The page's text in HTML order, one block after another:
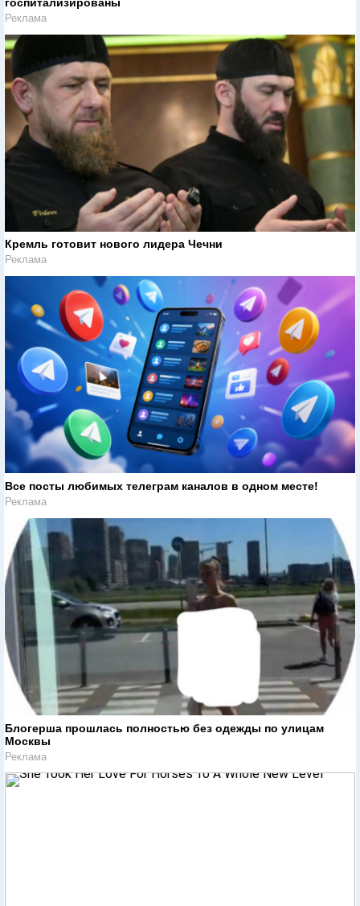
Реклама
Кремль готовит нового лидера Чечни
Реклама
Все посты любимых телеграм каналов в одном месте!
Реклама
Блогерша прошлась полностью без одежды по улицам
Москвы
Реклама